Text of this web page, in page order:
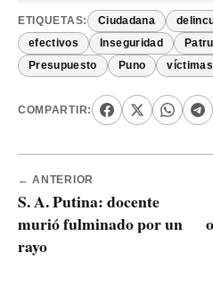
ETIQUETAS: Ciudadana
efectivos Inseguridad
Presupuesto Puno víctimas
COMPARTIR:
← ANTERIOR
S. A. Putina: docente
murió fulminado por un
rayo